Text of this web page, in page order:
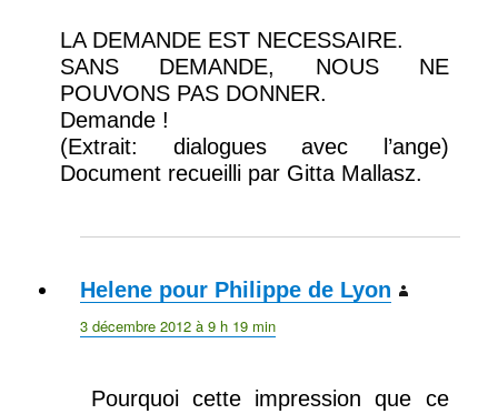
LA DEMANDE EST NECESSAIRE.
SANS DEMANDE, NOUS NE
POUVONS PAS DONNER.
Demande !
(Extrait: dialogues avec l’ange)
Document recueilli par Gitta Mallasz.
Helene pour Philippe de Lyon
3 décembre 2012 à 9 h 19 min
Pourquoi cette impression que ce